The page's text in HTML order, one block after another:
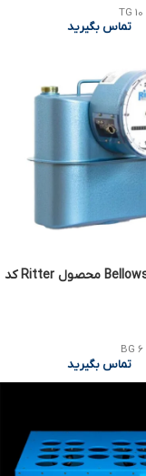
TG 10
تماس بگیرید
کنتور گاز Bellows محصول Ritter کد
BG 6
تماس بگیرید